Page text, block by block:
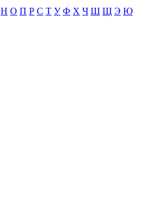
Н О П Р С Т У Ф Х Ч Ш Щ Э Ю